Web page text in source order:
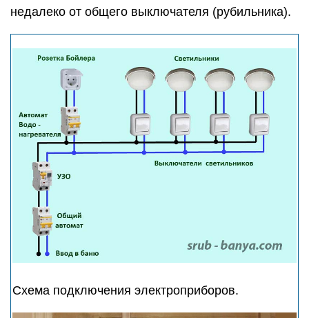
недалеко от общего выключателя (рубильника).
Схема подключения электроприборов.